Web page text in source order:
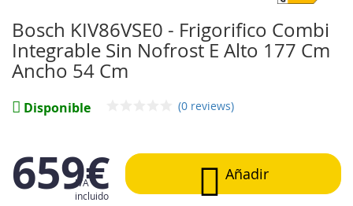
Bosch KIV86VSE0 - Frigorifico Combi
Integrable Sin Nofrost E Alto 177 Cm
Ancho 54 Cm
Disponible (0 reviews)
659€
IVA
incluido
Añadir
de
imágenes